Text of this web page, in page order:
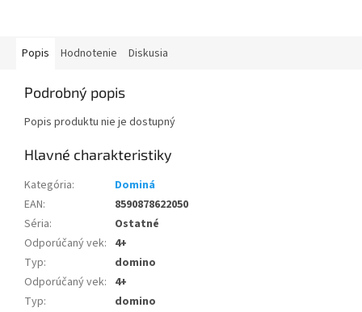
Popis Hodnotenie Diskusia
Podrobný popis
Popis produktu nie je dostupný
Kategória:
Dominá
EAN:
8590878622050
Séria:
Ostatné
Odporúčaný vek: 4+
Typ:
domino
Odporúčaný vek: 4+
Typ:
domino